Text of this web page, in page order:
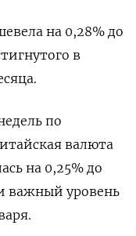
на 0,28%​ до
в
по
валюта
на 0,25% до​
важный уровень